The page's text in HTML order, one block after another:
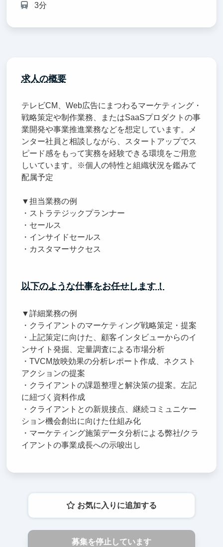
3分
求人の概要
テレビCM、Web広告にまつわるマーケティング・
戦略策定や制作業務、またはSaaSプロダクトの事
業開発や事業推進業務などを想定しています。メ
ンター社員と相談しながら、スタートアップでス
ピード感をもって実務を経験できる環境をご用意
しいています。※個人の特性と組織状況を鑑みて
配属予定
▼担当業務の例
・ストラテジックプランナー
・セールス
・インサイドセールス
・カスタマーサクセス
以下のような仕事をお任せします！
▼詳細業務の例
・クライアントのマーケティング戦略策定・提案
・上記策定に向けた、顧客インタビューからのイ
ンサイト発掘、定量調査による市場分析
・TVCM放映効果の分析レポート作成、ネクスト
アクションの提案
・クライアントの課題整理と解決策の提案。左記
に紐づく資料作成
・クライアントとの新規接点、継続コミュニケー
ション機会創出に向けた仕組み化
・マーケティング施策データ分析による弊社/クラ
イアントの事業成長への示唆出し
お気に入りに追加する
募集を停止しています